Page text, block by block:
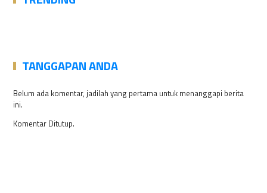
TANGGAPAN ANDA
Belum ada komentar, jadilah yang pertama untuk menanggapi berita
ini.
Komentar Ditutup.